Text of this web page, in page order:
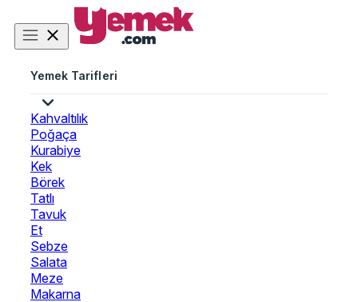
Yemek Tarifleri
Kahvaltılık
Poğaça
Kurabiye
Kek
Börek
Tatlı
Tavuk
Et
Sebze
Salata
Meze
Makarna